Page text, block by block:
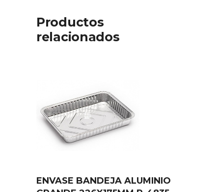
Productos
relacionados
ENVASE BANDEJA ALUMINIO